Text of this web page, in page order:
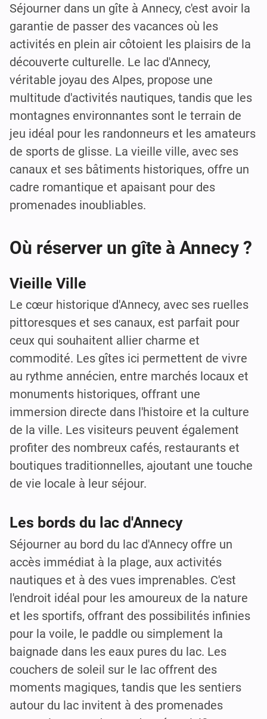
Séjourner dans un gîte à Annecy, c'est avoir la
garantie de passer des vacances où les
activités en plein air côtoient les plaisirs de la
découverte culturelle. Le lac d'Annecy,
véritable joyau des Alpes, propose une
multitude d'activités nautiques, tandis que les
montagnes environnantes sont le terrain de
jeu idéal pour les randonneurs et les amateurs
de sports de glisse. La vieille ville, avec ses
canaux et ses bâtiments historiques, offre un
cadre romantique et apaisant pour des
promenades inoubliables.
Où réserver un gîte à Annecy ?
Vieille Ville
Le cœur historique d'Annecy, avec ses ruelles
pittoresques et ses canaux, est parfait pour
ceux qui souhaitent allier charme et
commodité. Les gîtes ici permettent de vivre
au rythme annécien, entre marchés locaux et
monuments historiques, offrant une
immersion directe dans l'histoire et la culture
de la ville. Les visiteurs peuvent également
profiter des nombreux cafés, restaurants et
boutiques traditionnelles, ajoutant une touche
de vie locale à leur séjour.
Les bords du lac d'Annecy
Séjourner au bord du lac d'Annecy offre un
accès immédiat à la plage, aux activités
nautiques et à des vues imprenables. C'est
l'endroit idéal pour les amoureux de la nature
et les sportifs, offrant des possibilités infinies
pour la voile, le paddle ou simplement la
baignade dans les eaux pures du lac. Les
couchers de soleil sur le lac offrent des
moments magiques, tandis que les sentiers
autour du lac invitent à des promenades